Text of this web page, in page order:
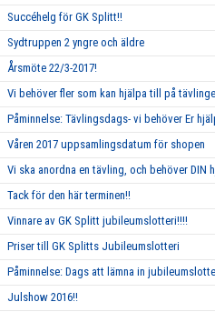
Succéhelg för GK Splitt!!
Sydtruppen 2 yngre och äldre
Årsmöte 22/3-2017!
Vi behöver fler som kan hjälpa till på
Påminnelse: Tävlingsdags- vi behöver Er
Våren 2017 uppsamlingsdatum för shopen
Vi ska anordna en tävling, och behöver DIN
Tack för den här terminen!!
Vinnare av GK Splitt jubileumslotteri!!!!
Priser till GK Splitts Jubileumslotteri
Påminnelse: Dags att lämna in
Julshow 2016!!